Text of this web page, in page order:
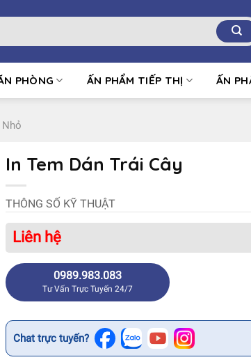
PHÒNG ẤN PHẨM TIẾP THỊ ẤN
Nhỏ
In Tem Dán Trái Cây
THÔNG SỐ KỸ THUẬT
Liên hệ
0989.983.083
Tư Vấn Trực Tuyến 24/7
Chat trực tuyến?